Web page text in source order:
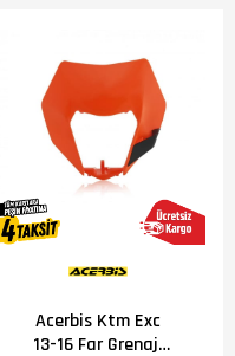
Acerbis Ktm Exc
13-16 Far Grenajı